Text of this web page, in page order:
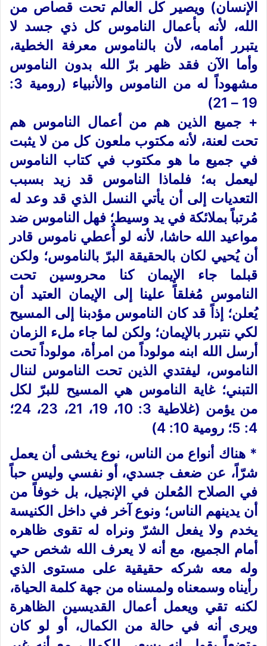
الإنسان) ويصير كل العالم تحت قصاص من
الله، لأنه بأعمال الناموس كل ذي جسد لا
يتبرر أمامه، لأن بالناموس معرفة الخطية،
وأما الآن فقد ظهر برّ الله بدون الناموس
مشهوداً له من الناموس والأنبياء (رومية 3:
19 – 21)
+ جميع الذين هم من أعمال الناموس هم
تحت لعنة، لأنه مكتوب ملعون كل من لا يثبت
في جميع ما هو مكتوب في كتاب الناموس
ليعمل به؛ فلماذا الناموس قد زيد بسبب
التعديات إلى أن يأتي النسل الذي قد وعد له
مُرتباً بملائكة في يد وسيط؛ فهل الناموس ضد
مواعيد الله حاشا، لأنه لو أُعطي ناموس قادر
أن يُحيي لكان بالحقيقة البرّ بالناموس؛ ولكن
قبلما جاء الإيمان كنا محروسين تحت
الناموس مُغلقاً علينا إلى الإيمان العتيد أن
يُعلن؛ إذاً قد كان الناموس مؤدبنا إلى المسيح
لكي نتبرر بالإيمان؛ ولكن لما جاء ملء الزمان
أرسل الله ابنه مولوداً من امرأة، مولوداً تحت
الناموس، ليفتدي الذين تحت الناموس لننال
التبني؛ غاية الناموس هي المسيح للبرّ لكل
من يؤمن (غلاطية 3: 10، 19، 21، 23، 24؛
4: 5؛ رومية 10: 4)
* هناك أنواع من الناس، نوع يخشى أن يعمل
شرّاً، عن ضعف جسدي، أو نفسي وليس حباً
في الصلاح المُعلن في الإنجيل، بل خوفاً من
أن يدينهم الناس؛ ونوع آخر في داخل الكنيسة
يخدم ولا يفعل الشرّ ونراه له تقوى ظاهره
أمام الجميع، مع أنه لا يعرف الله شخص حي
وله معه شركه حقيقية على مستوى الذي
رأيناه وسمعناه ولمسناه من جهة كلمة الحياة،
لكنه تقي ويعمل أعمال القديسين الظاهرة
ويرى أنه في حالة من الكمال، أو لو كان